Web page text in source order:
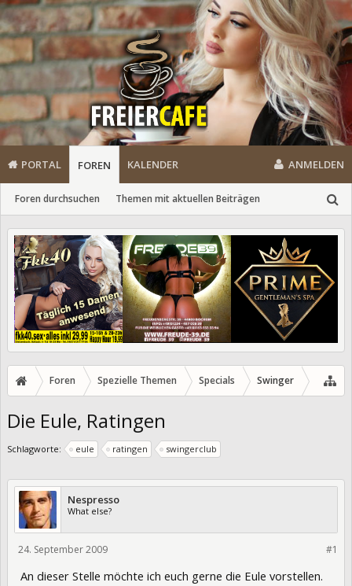
PORTAL FOREN
Foren durchsuchen Themen mit aktuellen Beiträgen
KALENDER ANMELDEN
Foren Spezielle Themen Specials Swinger
Die Eule, Ratingen
Schlagworte: eule ratingen swingerclub
Nespresso
What else?
#1
24. September 2009
An dieser Stelle möchte ich euch gerne die Eule vorstellen.